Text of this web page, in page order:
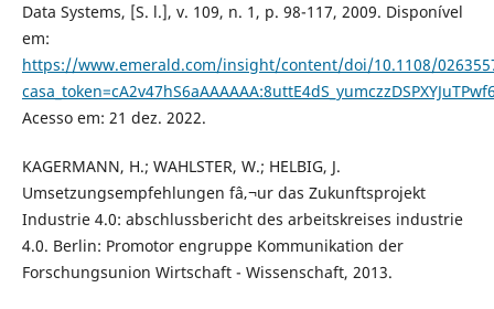
Data Systems, [S. l.], v. 109, n. 1, p. 98-117, 2009. Disponível
em:
https://www.emerald.com/insight/content/doi/10.1108/
Acesso em: 21 dez. 2022.
KAGERMANN, H.; WAHLSTER, W.; HELBIG, J.
Umsetzungsempfehlungen fâ‚¬ur das Zukunftsprojekt
Industrie 4.0: abschlussbericht des arbeitskreises industrie
4.0. Berlin: Promotor engruppe Kommunikation der
Forschungsunion Wirtschaft - Wissenschaft, 2013.